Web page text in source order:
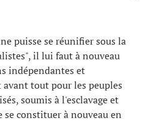
puisse se réunifier sous la
il lui faut à nouveau
indépendantes et
tout pour les peuples
soumis à l'esclavage et
se constituer à nouveau en